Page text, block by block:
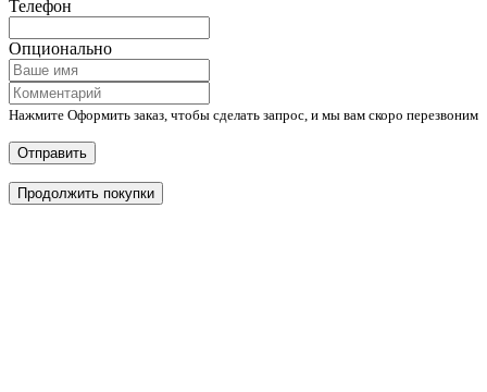
Телефон
Опционально
Нажмите Оформить заказ, чтобы сделать запрос, и мы вам скоро перезвоним
Отправить
Продолжить покупки